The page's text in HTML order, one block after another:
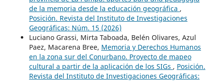
de la memoria desde la educación geográfica ,
Posición. Revista del Instituto de Investigaciones
Geográficas: Núm. 15 (2026)
Luciano Grassi, Mirta Taboada, Belén Olivares, Azul
Paez, Macarena Bree, Memoria y Derechos Humanos
en la zona sur del Conurbano. Proyecto de mapeo
cultural a partir de la aplicación de los SIGs , Posición.
Revista del Instituto de Investigaciones Geográficas: